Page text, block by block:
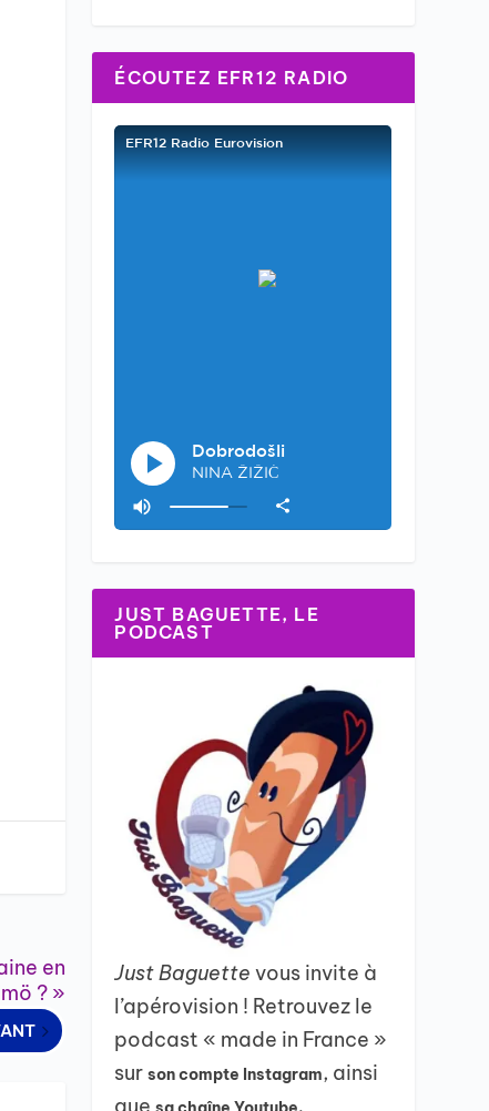
en
? »
ÉCOUTEZ EFR12 RADIO
JUST BAGUETTE, LE
PODCAST
Just Baguettevous invite à
l’apérovision ! Retrouvez le
podcast « made in France »
surson compte Instagram, ainsi